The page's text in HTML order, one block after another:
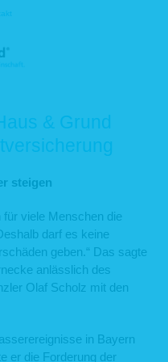
& Grund
steigen
für viele Menschen die
darf es keine
geben.“ Das sagte
anlässlich des
Olaf Scholz mit den
in Bayern
er die Forderung der